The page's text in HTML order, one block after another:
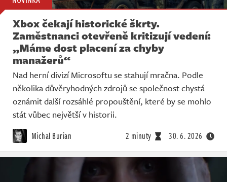
Xbox čekají historické škrty.
Zaměstnanci otevřeně kritizují vedení:
„Máme dost placení za chyby
manažerů“
Nad herní divizí Microsoftu se stahují mračna. Podle
několika důvěryhodných zdrojů se společnost chystá
oznámit další rozsáhlé propouštění, které by se mohlo
stát vůbec největší v historii.
Michal Burian 2 minuty 30. 6. 2026